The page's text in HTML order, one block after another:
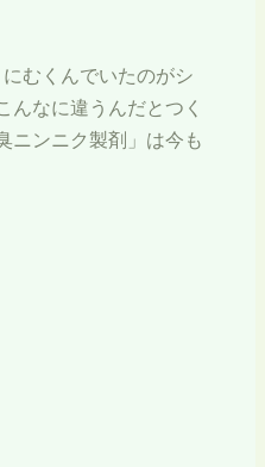
むくんでいたのがシ
なに違うんだとつく
ニンニク製剤」は今も